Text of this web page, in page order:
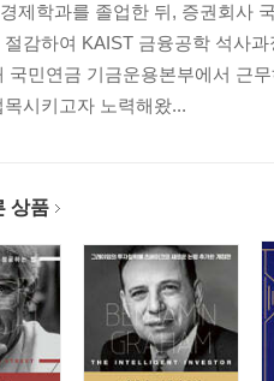
가
/ 정상PER / 적정주가 / 적정
제학과를 졸업한 뒤, 증권회사
절감하여 KAIST 금융공학 석사
국민연금 기금운용본부에서 근
시키고자 노력해왔...
상품